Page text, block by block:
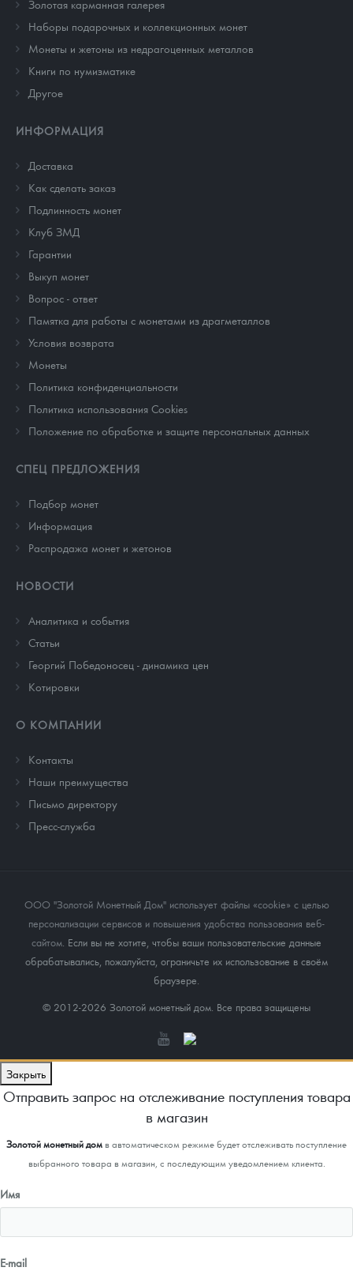
Золотая карманная галерея
Наборы подарочных и коллекционных монет
Монеты и жетоны из недрагоценных металлов
Книги по нумизматике
Другое
ИНФОРМАЦИЯ
Доставка
Как сделать заказ
Подлинность монет
Клуб ЗМД
Гарантии
Выкуп монет
Вопрос - ответ
Памятка для работы с монетами из драгметаллов
Условия возврата
Монеты
Политика конфиденциальности
Политика использования Cookies
Положение по обработке и защите персональных данных
СПЕЦ ПРЕДЛОЖЕНИЯ
Подбор монет
Информация
Распродажа монет и жетонов
НОВОСТИ
Аналитика и события
Cтатьи
Георгий Победоносец - динамика цен
Котировки
О КОМПАНИИ
Контакты
Наши преимущества
Письмо директору
Пресс-служба
ООО "Золотой Монетный Дом" использует файлы «cookie» с целью
персонализации сервисов и повышения удобства пользования веб-
сайтом . Если вы не хотите, чтобы ваши пользовательские данные
обрабатывались, пожалуйста, ограничьте их использование в своём
браузере.
© 2012-2026 Золотой монетный дом. Все права защищены
Закрыть
Отправить запрос на отслеживание поступления товара
в магазин
Золотой монетный домв автоматическом режиме будет отслеживать поступление
выбранного товара в магазин, с последующим уведомлением клиента.
Имя
E-mail